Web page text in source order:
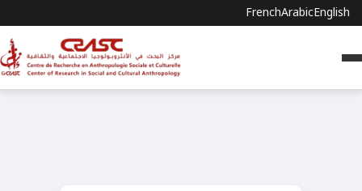
FrenchArabicEnglish